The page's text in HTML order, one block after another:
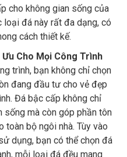
cho không gian sống của
loại đá này rất đa dạng, có
cách thiết kế.
Cho Mọi Công Trình
trình, bạn không chỉ chọn
đang đầu tư cho vẻ đẹp
Đá bậc cấp không chỉ
sống mà còn góp phần tôn
bộ ngôi nhà. Tùy vào
dụng, bạn có thể chọn đá
mỗi loại đá đều mang